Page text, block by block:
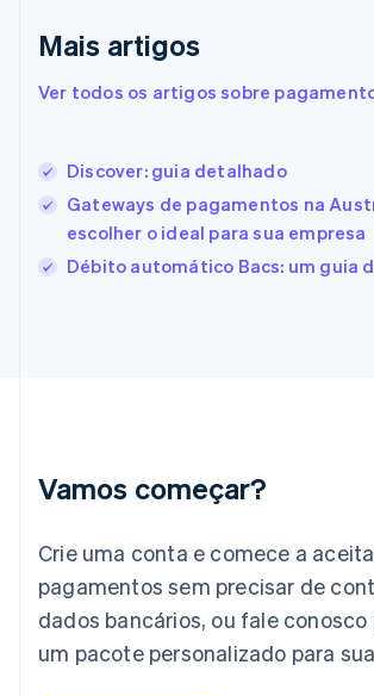
Mais artigos
Ver todos os artigos sobre
Discover: guia detalhado
Gateways de pagamentos na
escolher o ideal para sua empresa
Débito automático Bacs: um guia
Vamos começar?
Crie uma conta e comece a
pagamentos sem precisar de
dados bancários, ou fale conosco
um pacote personalizado para
Espanha
English
Estados Unidos
Finlândia
EnglishSvenska
França
Gibraltar
English
Italiano English
日本語English
Letônia
Liechtenstein